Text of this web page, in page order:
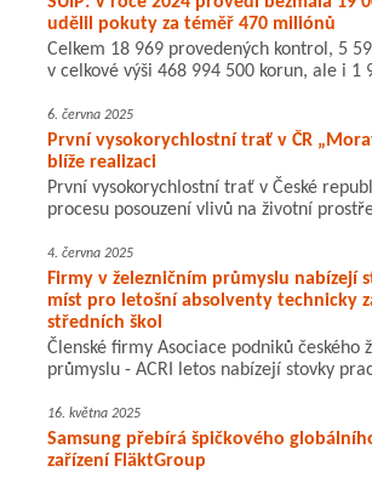
udělil pokuty za téměř 470 miliónů
Celkem 18 969 provedených kontrol, 5
v celkové výši 468 994 500 korun, ale i 1
6. června 2025
První vysokorychlostní trať v ČR
blíže realizaci
První vysokorychlostní trať v České
procesu posouzení vlivů na životní
4. června 2025
Firmy v železničním průmyslu nabízejí
míst pro letošní absolventy technicky
středních škol
Členské firmy Asociace podniků českého
průmyslu - ACRI letos nabízejí stovky
16. května 2025
Samsung přebírá špičkového
zařízení FläktGroup